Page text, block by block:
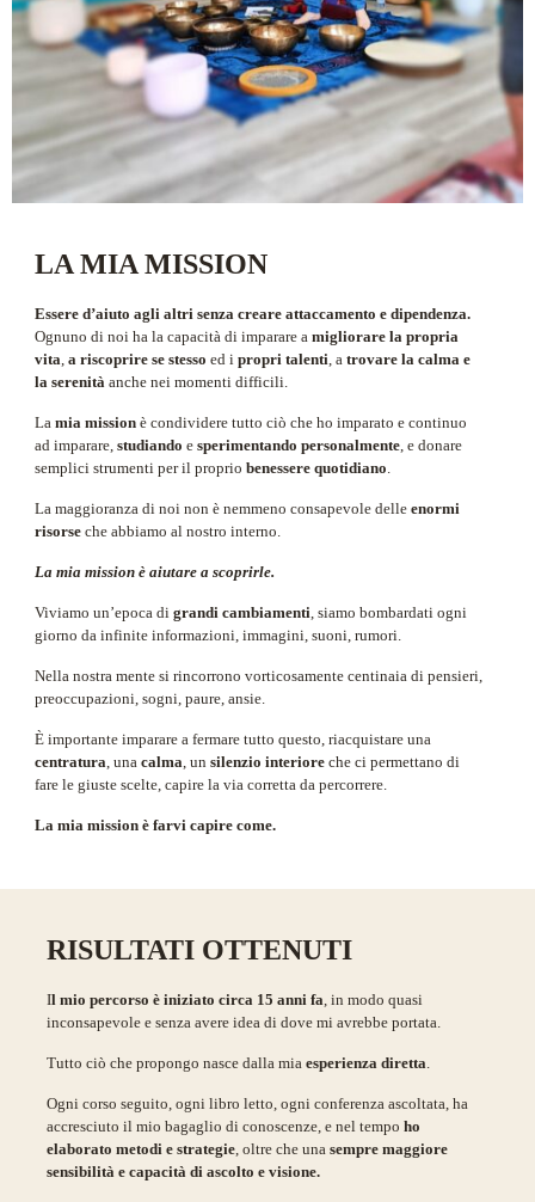
LA MIA MISSION
Essere d’aiuto agli altri senza creare attaccamento e dipendenza.
Ognuno di noi ha la capacità di imparare a migliorare la propria
vita, a riscoprire se stesso ed i propri talenti, a trovare la calma e
la serenità anche nei momenti difficili.
La mia mission è condividere tutto ciò che ho imparato e continuo
ad imparare, studiando e sperimentando personalmente, e donare
semplici strumenti per il proprio benessere quotidiano.
La maggioranza di noi non è nemmeno consapevole delle enormi
risorse che abbiamo al nostro interno.
La mia mission è aiutare a scoprirle.
Viviamo un’epoca di grandi cambiamenti, siamo bombardati ogni
giorno da infinite informazioni, immagini, suoni, rumori.
Nella nostra mente si rincorrono vorticosamente centinaia di pensieri,
preoccupazioni, sogni, paure, ansie.
È importante imparare a fermare tutto questo, riacquistare una
centratura, una calma, un silenzio interiore che ci permettano di
fare le giuste scelte, capire la via corretta da percorrere.
La mia mission è farvi capire come.
RISULTATI OTTENUTI
Il mio percorso è iniziato circa 15 anni fa, in modo quasi
inconsapevole e senza avere idea di dove mi avrebbe portata.
Tutto ciò che propongo nasce dalla mia esperienza diretta.
Ogni corso seguito, ogni libro letto, ogni conferenza ascoltata, ha
accresciuto il mio bagaglio di conoscenze, e nel tempo ho
elaborato metodi e strategie, oltre che una sempre maggiore
sensibilità e capacità di ascolto e visione.